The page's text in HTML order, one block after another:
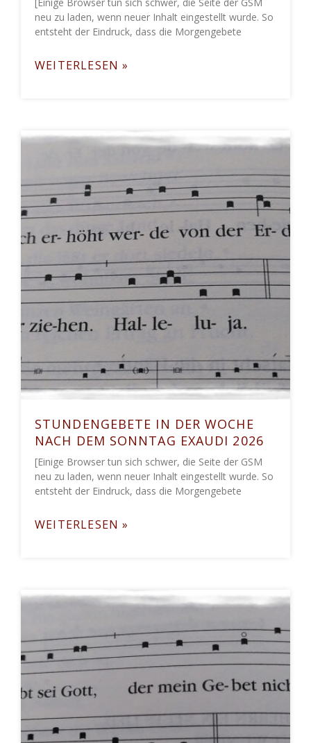
neu zu laden, wenn neuer Inhalt eingestellt wurde. So
entsteht der Eindruck, dass die Morgengebete
WEITERLESEN »
STUNDENGEBETE IN DER WOCHE
NACH DEM SONNTAG EXAUDI 2026
[Einige Browser tun sich schwer, die Seite der GSM
neu zu laden, wenn neuer Inhalt eingestellt wurde. So
entsteht der Eindruck, dass die Morgengebete
WEITERLESEN »